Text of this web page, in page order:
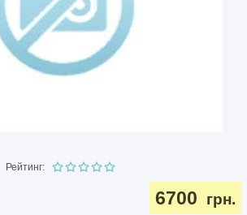
Рейтинг:
6700 грн.